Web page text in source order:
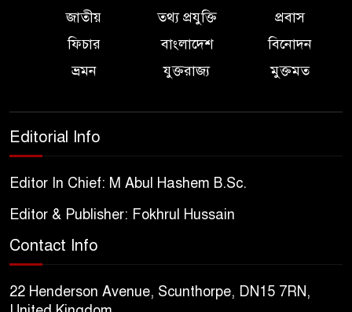
জাতীয়
তথ্য প্রযুক্তি
প্রবাস
ফিচার
বাংলাদেশ
বিনোদন
ভ্রমন
যুক্তরাজ্য মুক্তমত
Editorial Info
Editor In Chief: M Abul Hashem B.Sc.
Editor & Publisher: Fokhrul Hussain
Contact Info
22 Henderson Avenue, Scunthorpe, DN15 7RN,